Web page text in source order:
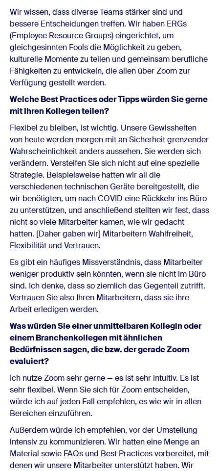
Wir wissen, dass diverse Teams stärker sind und
bessere Entscheidungen treffen. Wir haben ERGs
(Employee Resource Groups) eingerichtet, um
gleichgesinnten Fools die Möglichkeit zu geben,
kulturelle Momente zu teilen und gemeinsam berufliche
Fähigkeiten zu entwickeln, die allen über Zoom zur
Verfügung gestellt werden.
Welche Best Practices oder Tipps würden Sie gerne
mit Ihren Kollegen teilen?
Flexibel zu bleiben, ist wichtig. Unsere Gewissheiten
von heute werden morgen mit an Sicherheit grenzender
Wahrscheinlichkeit anders aussehen. Sie werden sich
verändern. Versteifen Sie sich nicht auf eine spezielle
Strategie. Beispielsweise hatten wir all die
verschiedenen technischen Geräte bereitgestellt, die
wir benötigten, um nach COVID eine Rückkehr ins Büro
zu unterstützen, und anschließend stellten wir fest, dass
nicht so viele Mitarbeiter kamen, wie wir gedacht
hatten. [Daher gaben wir] Mitarbeitern Wahlfreiheit,
Flexibilität und Vertrauen.
Es gibt ein häufiges Missverständnis, dass Mitarbeiter
weniger produktiv sein könnten, wenn sie nicht im Büro
sind. Ich denke, dass so ziemlich das Gegenteil zutrifft.
Vertrauen Sie also Ihren Mitarbeitern, dass sie ihre
Arbeit erledigen werden.
Was würden Sie einer unmittelbaren Kollegin oder
einem Branchenkollegen mit ähnlichen
Bedürfnissen sagen, die bzw. der gerade Zoom
evaluiert?
Ich nutze Zoom sehr gerne — es ist sehr intuitiv. Es ist
sehr flexibel. Wenn Sie sich für Zoom entscheiden,
würde ich auf jeden Fall empfehlen, es wie wir in allen
Bereichen einzuführen.
Außerdem würde ich empfehlen, vor der Umstellung
intensiv zu kommunizieren. Wir hatten eine Menge an
Material sowie FAQs und Best Practices vorbereitet, mit
denen wir unsere Mitarbeiter unterstützt haben. Wir